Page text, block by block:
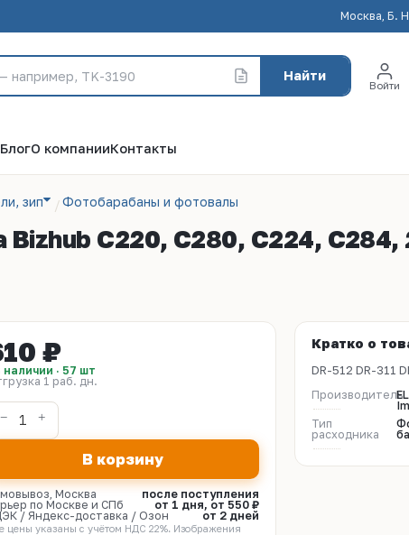
Москва, Б.
Найти
Войти
БлогО компанииКонтакты
зип Фотобарабаны и фотовалы
C220, C280, C224, C284,
₽
наличии · 57 шт
1 раб. дн.
В корзину
Москва
после поступления
по Москве и СПб
от 1 дня, от 550 ₽
/ Яндекс-доставка / Озон
от 2 дней
цены указаны с учётом НДС 22%. Изображения
Кратко о
DR-512 DR-311
Производитель
Тип
расходника